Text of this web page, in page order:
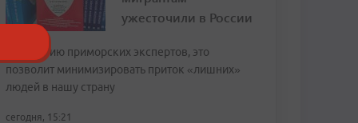
ужесточили в России
По мнению приморских экспертов, это
позволит минимизировать приток «лишних»
людей в нашу страну
сегодня, 15:21